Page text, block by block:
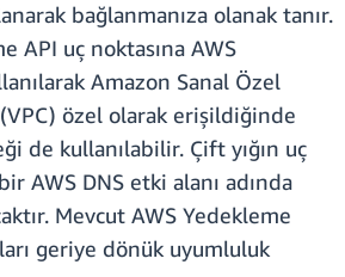
bağlanmanıza olanak tanır.
API uç noktasına AWS
Amazon Sanal Özel
özel olarak erişildiğinde
de kullanılabilir. Çift yığın uç
AWS DNS etki alanı adında
Mevcut AWS Yedekleme
geriye dönük uyumluluk